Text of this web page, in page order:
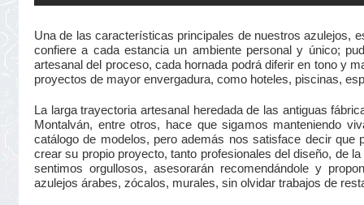
Una de las características principales de nuestros azulejos,
confiere a cada estancia un ambiente personal y único;
artesanal del proceso, cada hornada podrá diferir en tono y
proyectos de mayor envergadura, como hoteles, piscinas,
La larga trayectoria artesanal heredada de las antiguas
Montalván, entre otros, hace que sigamos manteniendo
catálogo de modelos, pero además nos satisface decir
crear su propio proyecto, tanto profesionales del diseño, de
sentimos orgullosos, asesorarán recomendándole y
azulejos árabes, zócalos, murales, sin olvidar trabajos de